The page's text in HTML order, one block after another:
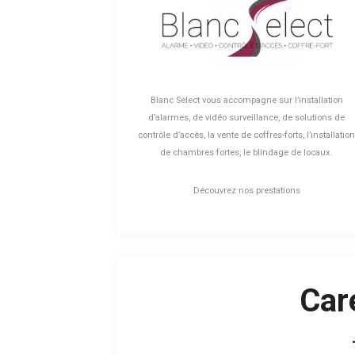
Blanc Select vous accompagne sur l’installation
d’alarmes, de vidéo surveillance, de solutions de
contrôle d’accès, la vente de coffres-forts, l’installation
de chambres fortes, le blindage de locaux.
Découvrez nos prestations